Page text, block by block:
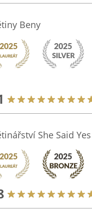
Beny
She Said Yes